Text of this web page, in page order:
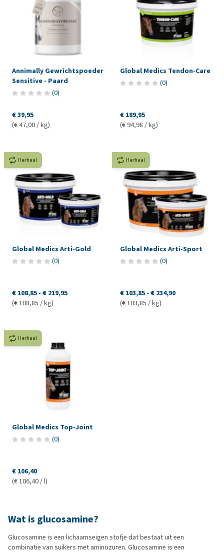
Annimally Gewrichtspoeder
Sensitive - Paard
(0)
€ 39,95
(€ 47,00 / kg)
Global Medics Tendon-Care
(0)
€ 189,95
(€ 94,98 / kg)
Herhaal
Global Medics Arti-Gold
(0)
€ 108,85 - € 219,95
(€ 108,85 / kg)
Herhaal
Global Medics Arti-Sport
(0)
€ 103,85 - € 234,90
(€ 103,85 / kg)
Herhaal
Global Medics Top-Joint
(0)
€ 106,40
(€ 106,40 / l)
Wat is glucosamine?
Glucosamine is een lichaamseigen stofje dat bestaat uit een
combinatie van suikers met aminozuren. Glucosamine is een